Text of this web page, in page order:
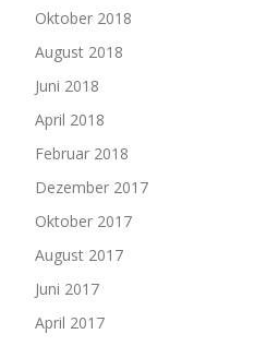
Oktober 2018
August 2018
Juni 2018
April 2018
Februar 2018
Dezember 2017
Oktober 2017
August 2017
Juni 2017
April 2017